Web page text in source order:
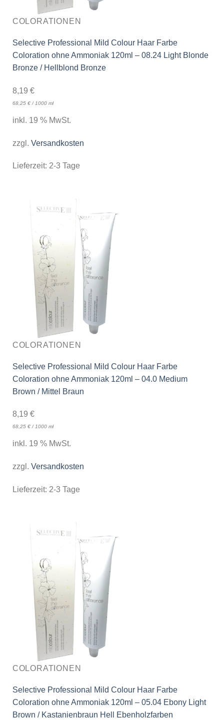
COLORATIONEN
Selective Professional Mild Colour Haar Farbe
Coloration ohne Ammoniak 120ml – 08.24 Light Blonde
Bronze / Hellblond Bronze
8,19 €
68,25 €/ 1000 ml
inkl. 19 % MwSt.
zzgl. Versandkosten
Lieferzeit: 2-3 Tage
COLORATIONEN
Selective Professional Mild Colour Haar Farbe
Coloration ohne Ammoniak 120ml – 04.0 Medium
Brown / Mittel Braun
8,19 €
68,25 €/1000 ml
inkl. 19 % MwSt.
zzgl. Versandkosten
Lieferzeit: 2-3 Tage
COLORATIONEN
Selective Professional Mild Colour Haar Farbe
Coloration ohne Ammoniak 120ml – 05.04 Ebony Light
Brown / Kastanienbraun Hell Ebenholzfarben